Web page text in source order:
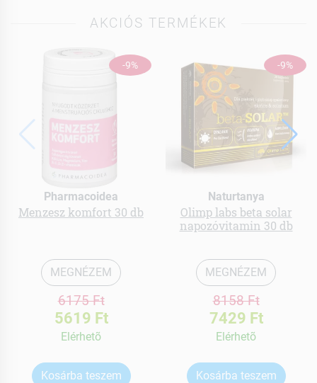
AKCIÓS TERMÉKEK
-9%
Pharmacoidea
Menzesz komfort 30 db
MEGNÉZEM
6175 Ft
5619 Ft
Elérhetõ
Kosárba teszem
-9%
Naturtanya
Olimp labs beta solar
napozóvitamin 30 db
MEGNÉZEM
8158 Ft
7429 Ft
Elérhetõ
Kosárba teszem